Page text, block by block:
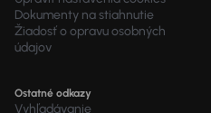
Dokumenty na stiahnutie
Žiadosť o opravu osobných
údajov
Ostatné odkazy
Vyhľadávanie